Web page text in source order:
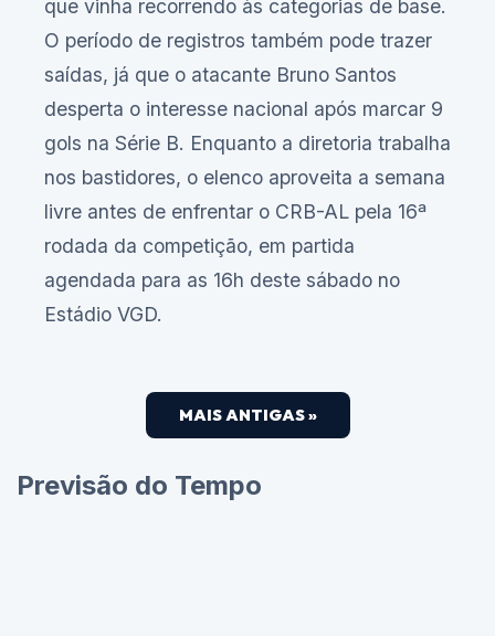
que vinha recorrendo às categorias de base.
O período de registros também pode trazer
saídas, já que o atacante Bruno Santos
desperta o interesse nacional após marcar 9
gols na Série B. Enquanto a diretoria trabalha
nos bastidores, o elenco aproveita a semana
livre antes de enfrentar o CRB-AL pela 16ª
rodada da competição, em partida
agendada para as 16h deste sábado no
Estádio VGD.
MAIS ANTIGAS »
Previsão do Tempo